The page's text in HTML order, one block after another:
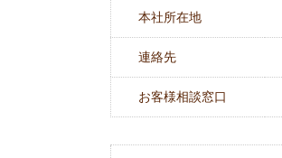
本社所在地
連絡先
お客様相談窓口